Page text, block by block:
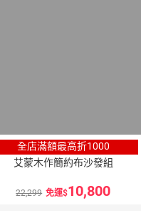
全店滿額最高折1000
艾蒙木作簡約布沙發組
22,299 免運 10,800